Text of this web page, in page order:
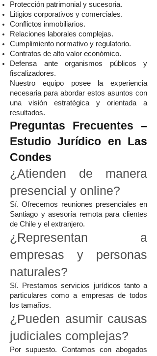
Protección patrimonial y sucesoria.
Litigios corporativos y comerciales.
Conflictos inmobiliarios.
Relaciones laborales complejas.
Cumplimiento normativo y regulatorio.
Contratos de alto valor económico.
Defensa ante organismos públicos y
fiscalizadores.
Nuestro equipo posee la experiencia
necesaria para abordar estos asuntos con
una visión estratégica y orientada a
resultados.
Preguntas Frecuentes –
Estudio Jurídico en Las
Condes
¿Atienden de manera
presencial y online?
Sí. Ofrecemos reuniones presenciales en
Santiago y asesoría remota para clientes
de Chile y el extranjero.
¿Representan a
empresas y personas
naturales?
Sí. Prestamos servicios jurídicos tanto a
particulares como a empresas de todos
los tamaños.
¿Pueden asumir causas
judiciales complejas?
Por supuesto. Contamos con abogados